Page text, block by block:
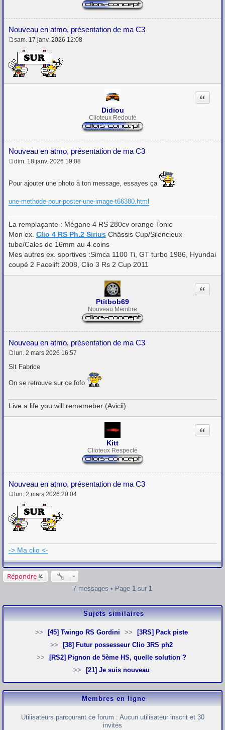
Nouveau en atmo, présentation de ma C3
e
s
s
a
sam. 17 janv. 2026 12:08
Didiou
Clioteux Redouté
Nouveau en atmo, présentation de ma C3
Citation
s
g
dim. 18 janv. 2026 19:08
Pour ajouter une photo à ton message, essayes ça
une-methode-pour-poster-une-image-t66380.html
La remplaçante : Mégane 4 RS 280cv orange Tonic
Mon ex. Clio 4 RS Ph.2 Sirius Châssis Cup/Silencieux
tube/Cales de 16mm au 4 coins
Mes autres ex. sportives :Simca 1100 Ti, GT turbo 1986, Hyundai
coupé 2 Facelift 2008, Clio 3 Rs 2 Cup 2011
Ptitbob69
Nouveau Membre
Nouveau en atmo, présentation de ma C3
Citation
e
a
e
lun. 2 mars 2026 16:57
Slt Fabrice
On se retrouve sur ce fofo
Live a life you will rememeber (Avicii)
Kitt
Clioteux Respecté
Nouveau en atmo, présentation de ma C3
Citation
e
s
s
a
e
lun. 2 mars 2026 20:04
-> Ma clio <-
Répondre
7 messages • Page 1 sur 1
Sujets similaires
[45] Twingo RS Gordini
[3RS] Pack piste
[38] Futur possesseur Clio 3RS ph2
[RS2] Pignon de 5ème HS, quelle solution ?
[21] Je suis nouveau
Membres en ligne
Utilisateurs parcourant ce forum : Aucun utilisateur inscrit et 30
invités